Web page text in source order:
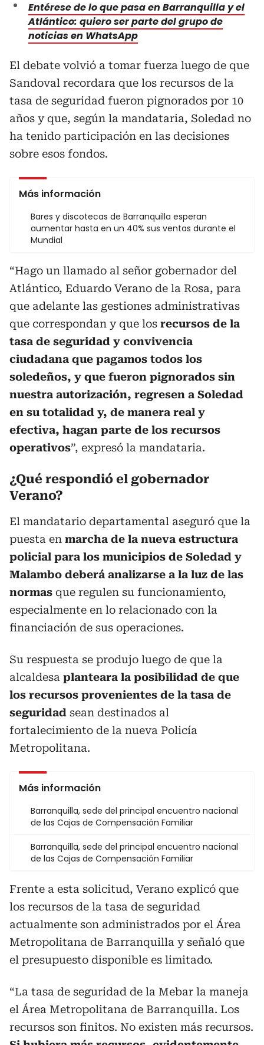
Entérese de lo que pasa en Barranquilla y el
Atlántico: quiero ser parte del grupo de
noticias en WhatsApp
El debate volvió a tomar fuerza luego de que
Sandoval recordara que los recursos de la
tasa de seguridad fueron pignorados por 10
años y que, según la mandataria, Soledad no
ha tenido participación en las decisiones
sobre esos fondos.
Más información
Bares y discotecas de Barranquilla esperan
aumentar hasta en un 40% sus ventas durante el
Mundial
“Hago un llamado al señor gobernador del
Atlántico, Eduardo Verano de la Rosa, para
que adelante las gestiones administrativas
que correspondan y que los recursos de la
tasa de seguridad y convivencia
ciudadana que pagamos todos los
soledeños, y que fueron pignorados sin
nuestra autorización, regresen a Soledad
en su totalidad y, de manera real y
efectiva, hagan parte de los recursos
operativos”, expresó la mandataria.
¿Qué respondió el gobernador
Verano?
El mandatario departamental aseguró que la
puesta en marcha de la nueva estructura
policial para los municipios de Soledad y
Malambo deberá analizarse a la luz de las
normas que regulen su funcionamiento,
especialmente en lo relacionado con la
financiación de sus operaciones.
Su respuesta se produjo luego de que la
alcaldesa planteara la posibilidad de que
los recursos provenientes de la tasa de
seguridad sean destinados al
fortalecimiento de la nueva Policía
Metropolitana.
Más información
Barranquilla, sede del principal encuentro nacional
de las Cajas de Compensación Familiar
Barranquilla, sede del principal encuentro nacional
de las Cajas de Compensación Familiar
Frente a esta solicitud, Verano explicó que
los recursos de la tasa de seguridad
actualmente son administrados por el Área
Metropolitana de Barranquilla y señaló que
el presupuesto disponible es limitado.
“La tasa de seguridad de la Mebar la maneja
el Área Metropolitana de Barranquilla. Los
recursos son finitos. No existen más recursos.